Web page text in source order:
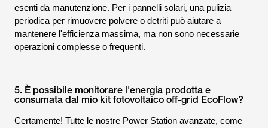
esenti da manutenzione. Per i pannelli solari, una pulizia
periodica per rimuovere polvere o detriti può aiutare a
mantenere l'efficienza massima, ma non sono necessarie
operazioni complesse o frequenti.
5. È possibile monitorare l'energia prodotta e
consumata dal mio kit fotovoltaico off-grid EcoFlow?
Certamente! Tutte le nostre Power Station avanzate, come